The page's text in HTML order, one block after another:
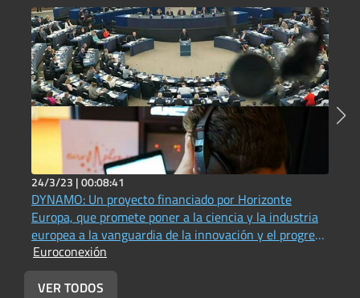
24/3/23 |00:08:41
DYNAMO: Un proyecto financiado por Horizonte
Europa, que promete poner a la ciencia y la industria
europea a la vanguardia de la innovación y el progreso
en materia de acústica física, fotónica e imágenes
(Universitat Jaume I - Vox UJI Radio))
Euroconexión
VER TODOS